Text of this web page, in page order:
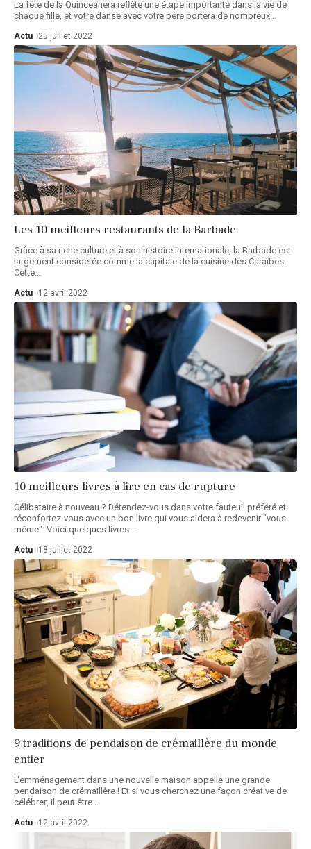
La fête de la Quinceanera reflète une étape importante dans la vie de
chaque fille, et votre danse avec votre père portera de nombreux…
Actu 25 juillet 2022
Les 10 meilleurs restaurants de la Barbade
Grâce à sa riche culture et à son histoire internationale, la Barbade est
largement considérée comme la capitale de la cuisine des Caraïbes.
Cette…
Actu 12 avril 2022
10 meilleurs livres à lire en cas de rupture
Célibataire à nouveau ? Détendez-vous dans votre fauteuil préféré et
réconfortez-vous avec un bon livre qui vous aidera à redevenir "vous-
même". Voici quelques livres…
Actu 18 juillet 2022
9 traditions de pendaison de crémaillère du monde
entier
L'emménagement dans une nouvelle maison appelle une grande
pendaison de crémaillère ! Et si vous cherchez une façon créative de
célébrer, il peut être…
Actu 12 avril 2022